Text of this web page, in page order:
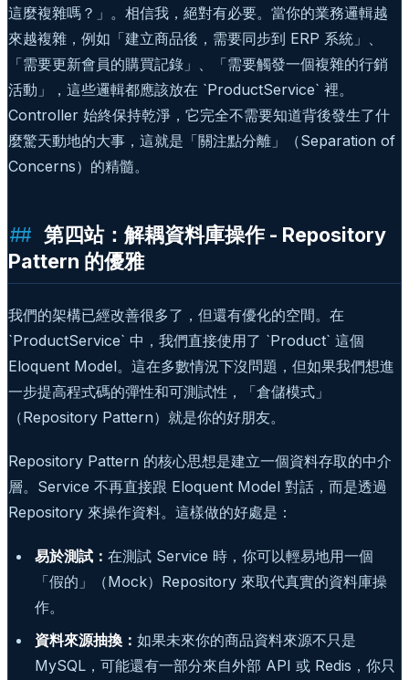
這麼複雜嗎？」。相信我，絕對有必要。當你的業務邏輯越
來越複雜，例如「建立商品後，需要同步到 ERP 系統」、
「需要更新會員的購買記錄」、「需要觸發一個複雜的行銷
活動」，這些邏輯都應該放在 `ProductService` 裡。
Controller 始終保持乾淨，它完全不需要知道背後發生了什
麼驚天動地的大事，這就是「關注點分離」（Separation of
Concerns）的精髓。
第四站：解耦資料庫操作 - Repository
Pattern 的優雅
我們的架構已經改善很多了，但還有優化的空間。在
`ProductService` 中，我們直接使用了 `Product` 這個
Eloquent Model。這在多數情況下沒問題，但如果我們想進
一步提高程式碼的彈性和可測試性，「倉儲模式」
（Repository Pattern）就是你的好朋友。
Repository Pattern 的核心思想是建立一個資料存取的中介
層。Service 不再直接跟 Eloquent Model 對話，而是透過
Repository 來操作資料。這樣做的好處是：
易於測試： 在測試 Service 時，你可以輕易地用一個
「假的」（Mock）Repository 來取代真實的資料庫操
作。
資料來源抽換： 如果未來你的商品資料來源不只是
MySQL，可能還有一部分來自外部 API 或 Redis，你只